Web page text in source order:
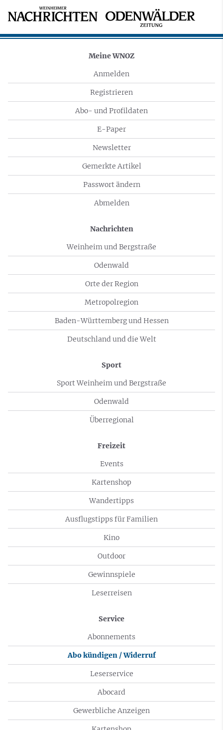
Meine WNOZ
Anmelden
Registrieren
Abo- und Profildaten
E-Paper
Newsletter
Gemerkte Artikel
Passwort ändern
Abmelden
Nachrichten
Weinheim und Bergstraße
Odenwald
Orte der Region
Metropolregion
Baden-Württemberg und Hessen
Deutschland und die Welt
Sport
Sport Weinheim und Bergstraße
Odenwald
Überregional
Freizeit
Events
Kartenshop
Wandertipps
Ausflugstipps für Familien
Kino
Outdoor
Gewinnspiele
Leserreisen
Service
Abonnements
Abo kündigen / Widerruf
Leserservice
Abocard
Gewerbliche Anzeigen